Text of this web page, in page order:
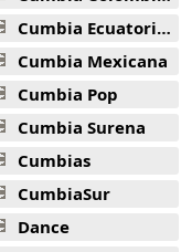
Cumbia Ecuatoriana
Cumbia Mexicana
Cumbia Pop
Cumbia Surena
Cumbias
CumbiaSur
Dance